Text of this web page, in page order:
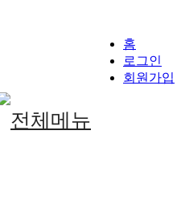
홈
로그인
회원가입